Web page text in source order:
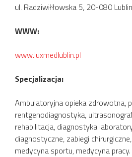
ul. Radziwiłłowska 5, 20-080 Lublin
WWW:
www.luxmedlublin.pl
Specjalizacja:
Ambulatoryjna opieka zdrowotna,
rentgenodiagnostyka,
rehabilitacja, diagnostyka
diagnostyczne, zabiegi
medycyna sportu, medycyna pracy.